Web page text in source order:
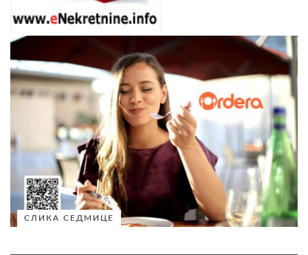
СЛИКА СЕДМИЦЕ